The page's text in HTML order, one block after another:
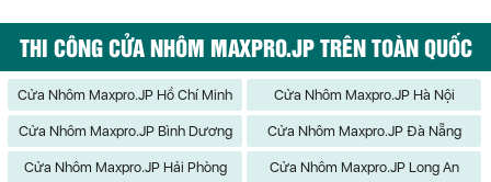
THI CÔNG CỬA NHÔM MAXPRO.JP TRÊN TOÀN QUỐC
Cửa Nhôm Maxpro.JP Hồ Chí Minh Cửa Nhôm Maxpro.JP Hà Nội
Cửa Nhôm Maxpro.JP Bình Dương Cửa Nhôm Maxpro.JP Đà Nẵng
Cửa Nhôm Maxpro.JP Hải Phòng Cửa Nhôm Maxpro.JP Long An